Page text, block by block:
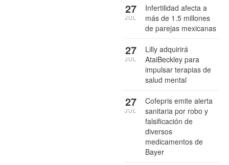
Infertilidad afecta a
más de 1.5 millones
de parejas mexicanas
27
JUL
Lilly adquirirá
AtaiBeckley para
impulsar terapias de
salud mental
27
JUL
Cofepris emite alerta
sanitaria por robo y
falsificación de
diversos
medicamentos de
Bayer
27
JUL